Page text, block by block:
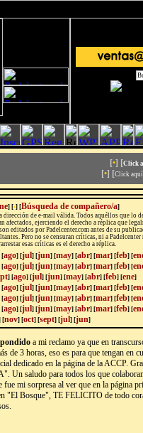
[•] [Click
[•] [Click aquí
] [•] [Búsqueda de compañero/a]
dirección de e-mail válida. Todos aquéllos que lo
afectados, ejerciendo el derecho a réplica que
editados por Padelcenter.com antes de su
Pero no se censuran críticas, ni a Padelcenter
esas críticas es el derecho a réplica.
[ago] [jul] [jun] [may] [abr] [mar] [feb] [
[ago] [jul] [jun] [may] [abr] [mar] [feb] [
] [ago] [jul] [jun] [may] [abr] [feb] [ene]
[ago] [jul] [jun] [may] [abr] [mar] [feb] [
[ago] [jul] [jun] [may] [abr] [mar] [feb] [
[ago] [jul] [jun] [may] [abr] [mar] [feb] [
[nov] [oct] [sept] [jul] [jun]
a mi reclamo ya que en
de 3 horas, eso es para que tengan en
dedicado en la página de la ACCP.
Un saludo para todos los que
mi sorpresa al ver que en la página
"El Bosque", TE FELICITO de todo